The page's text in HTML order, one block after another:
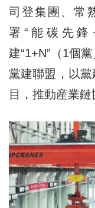
司登集團、常
署“能碳先
建“1+N”（1個
黨建聯盟，以黨
目，推動産業鏈